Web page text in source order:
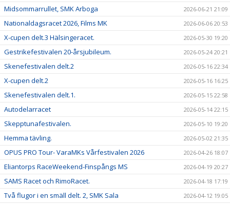
Midsommarrullet, SMK Arboga 2026-06-21 21:09
Nationaldagsracet 2026, Films MK 2026-06-06 20:53
X-cupen delt.3 Hälsingeracet. 2026-05-30 19:20
Gestrikefestivalen 20-årsjubileum. 2026-05-24 20:21
Skenefestivalen delt.2 2026-05-16 22:34
X-cupen delt.2 2026-05-16 16:25
Skenefestivalen delt.1. 2026-05-15 22:58
Autodelarracet 2026-05-14 22:15
Skepptunafestivalen. 2026-05-10 19:20
Hemma tävling. 2026-05-02 21:35
OPUS PRO Tour- VaraMKs Vårfestivalen 2026 2026-04-26 18:07
Eliantorps RaceWeekend-Finspångs MS 2026-04-19 20:27
SAMS Racet och RimoRacet. 2026-04-18 17:19
Två flugor i en smäll delt. 2, SMK Sala 2026-04-12 19:05